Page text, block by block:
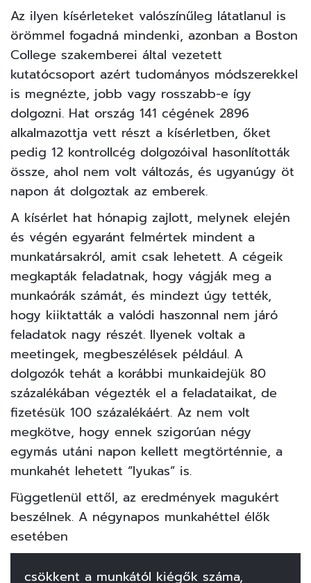
Az ilyen kísérleteket valószínűleg látatlanul is
örömmel fogadná mindenki, azonban a Boston
College szakemberei által vezetett
kutatócsoport azért tudományos módszerekkel
is megnézte, jobb vagy rosszabb-e így
dolgozni. Hat ország 141 cégének 2896
alkalmazottja vett részt a kísérletben, őket
pedig 12 kontrollcég dolgozóival hasonlították
össze, ahol nem volt változás, és ugyanúgy öt
napon át dolgoztak az emberek.
A kísérlet hat hónapig zajlott, melynek elején
és végén egyaránt felmértek mindent a
munkatársakról, amit csak lehetett. A cégeik
megkapták feladatnak, hogy vágják meg a
munkaórák számát, és mindezt úgy tették,
hogy kiiktatták a valódi haszonnal nem járó
feladatok nagy részét. Ilyenek voltak a
meetingek, megbeszélések például. A
dolgozók tehát a korábbi munkaidejük 80
százalékában végezték el a feladataikat, de
fizetésük 100 százalékáért. Az nem volt
megkötve, hogy ennek szigorúan négy
egymás utáni napon kellett megtörténnie, a
munkahét lehetett “lyukas” is.
Függetlenül ettől, az eredmények magukért
beszélnek. A négynapos munkahéttel élők
esetében
csökkent a munkától kiégők száma,